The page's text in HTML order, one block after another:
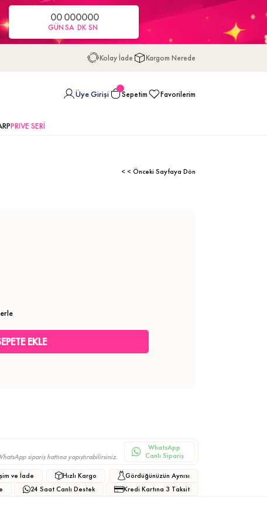
00
GÜN
00
SA
00
DK
00
SN
Kolay İade Kargom Nerede
Üye Girişi Sepetim Favorilerim
PRIVE SERİ
< < Önceki Sayfaya Dön
sipariş hattına yapıştırabilirsiniz.
WhatsApp
Canlı Sipariş
ve İade Hızlı Kargo
Gördüğünüzün Aynısı
24 Saat Canlı Destek Kredi Kartına 3 Taksit